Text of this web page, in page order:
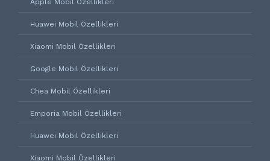
Apple Mobil Özellikleri
Huawei Mobil Özellikleri
Xiaomi Mobil Özellikleri
Google Mobil Özellikleri
Chea Mobil Özellikleri
Emporia Mobil Özellikleri
Huawei Mobil Özellikleri
Xiaomi Mobil Özellikleri